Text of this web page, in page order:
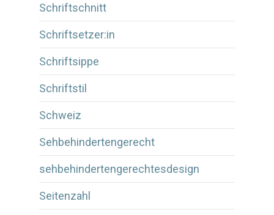
Schriftschnitt
Schriftsetzer:in
Schriftsippe
Schriftstil
Schweiz
Sehbehindertengerecht
sehbehindertengerechtesdesign
Seitenzahl